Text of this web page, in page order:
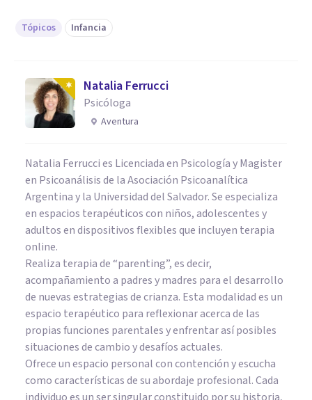
Tópicos Infancia
Natalia Ferrucci
Psicóloga
Aventura
Natalia Ferrucci es Licenciada en Psicología y Magister
en Psicoanálisis de la Asociación Psicoanalítica
Argentina y la Universidad del Salvador. Se especializa
en espacios terapéuticos con niños, adolescentes y
adultos en dispositivos flexibles que incluyen terapia
online.
Realiza terapia de “parenting”, es decir,
acompañamiento a padres y madres para el desarrollo
de nuevas estrategias de crianza. Esta modalidad es un
espacio terapéutico para reflexionar acerca de las
propias funciones parentales y enfrentar así posibles
situaciones de cambio y desafíos actuales.
Ofrece un espacio personal con contención y escucha
como características de su abordaje profesional. Cada